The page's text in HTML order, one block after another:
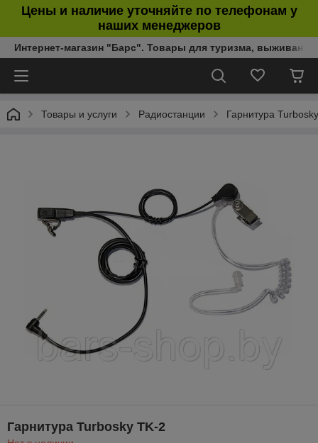
Цены и наличие уточняйте по телефонам у
наших менеджеров
Интернет-магазин "Барс". Товары для туризма,
Товары и услуги Радиостанции Гарнитура
Гарнитура Turbosky TK-2